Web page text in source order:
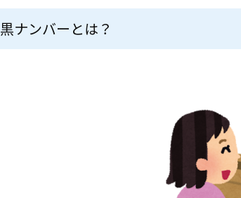
黒ナンバーとは？